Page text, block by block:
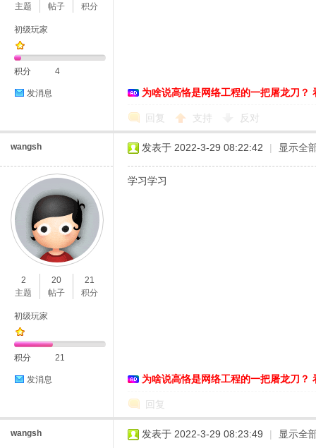
主题
帖子
积分
初级玩家
积分 4
发消息 为啥说高恪是网络工程的一把屠龙刀？
回复 支持 反对
wangsh
2
主题
20
帖子
21
积分
初级玩家
积分 21
发消息
发表于 2022-3-29 08:22:42 | 显示全
学习学习
为啥说高恪是网络工程的一把屠龙刀？
回复
wangsh 发表于 2022-3-29 08:23:49 | 显示全